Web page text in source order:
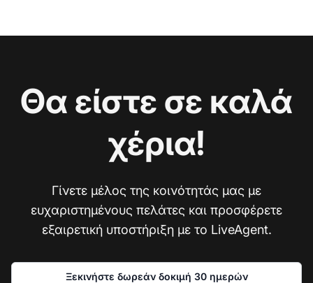
Θα είστε σε καλά
χέρια!
Γίνετε μέλος της κοινότητάς μας με
ευχαριστημένους πελάτες και προσφέρετε
εξαιρετική υποστήριξη με το LiveAgent.
Ξεκινήστε δωρεάν δοκιμή 30 ημερών